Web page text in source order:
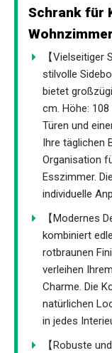
Schrank für
【
stilvolle
bietet
cm. Höhe:
Türen und
Ihre täglichen
Organisation
Esszimmer.
individuelle
【Modernes
kombiniert
rotbraunen
verleihen
Charme. Die
natürlichen
in jedes
【Robuste